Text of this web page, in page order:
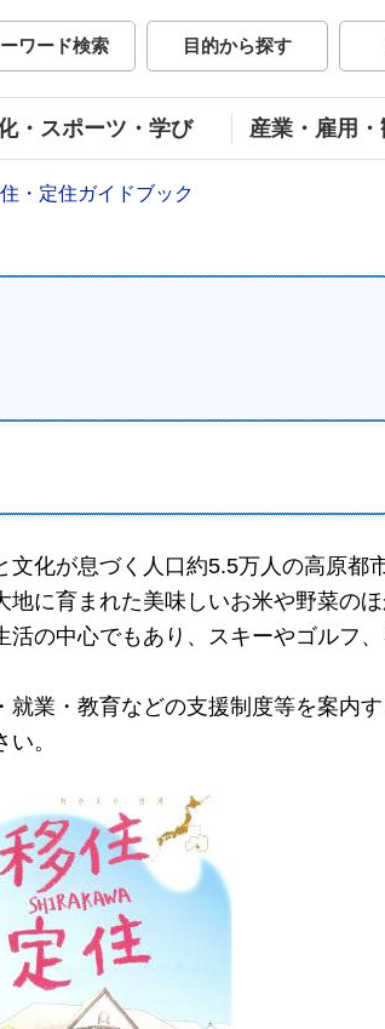
ワード検索
目的から探す
・スポーツ・学び 産業・雇用
・定住ガイドブック
化が息づく人口約5.5万人の高原都市
に育まれた美味しいお米や野菜の
の中心でもあり、スキーやゴルフ
業・教育などの支援制度等を案内
。